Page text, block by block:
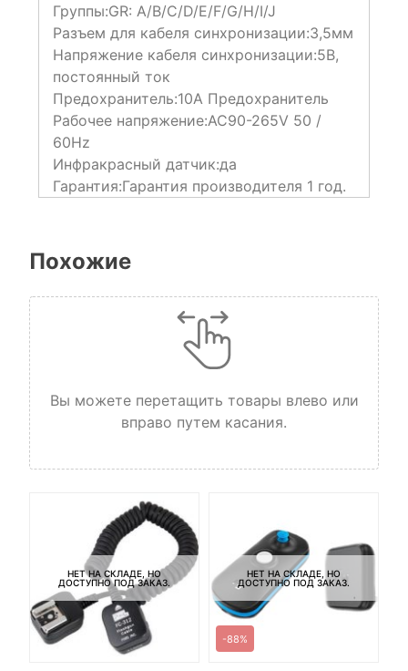
Группы:GR: A/B/C/D/E/F/G/H/I/J
Разъем для кабеля синхронизации:3,5мм
Напряжение кабеля синхронизации:5B,
постоянный ток
Предохранитель:10A Предохранитель
Рабочее напряжение:AC90-265V 50 /
60Hz
Инфракрасный датчик:да
Гарантия:Гарантия производителя 1 год.
Похожие
Вы можете перетащить товары влево или
вправо путем касания.
НЕТ НА СКЛАДЕ, НО
ДОСТУПНО ПОД ЗАКАЗ.
НЕТ НА СКЛАДЕ, НО
ДОСТУПНО ПОД ЗАКАЗ.
-88%